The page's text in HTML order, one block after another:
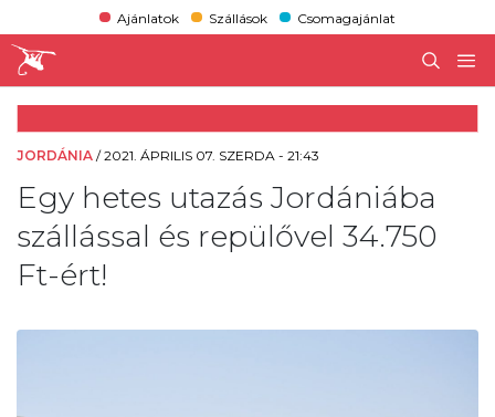
Ajánlatok Szállások Csomagajánlat
JORDÁNIA /2021. ÁPRILIS 07. SZERDA - 21:43
Egy hetes utazás Jordániába
szállással és repülővel 34.750
Ft-ért!